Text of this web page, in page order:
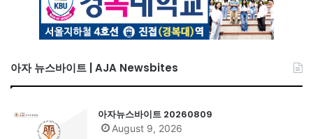
아자 뉴스바이트 | AJA Newsbites
아자뉴스바이트 20260809
August 9, 2026